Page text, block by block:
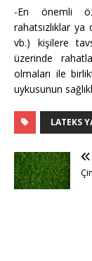
-En önemli
rahatsızlıklar ya
vb.) kişilere
üzerinde
olmaları ile
uykusunun
LATEKS